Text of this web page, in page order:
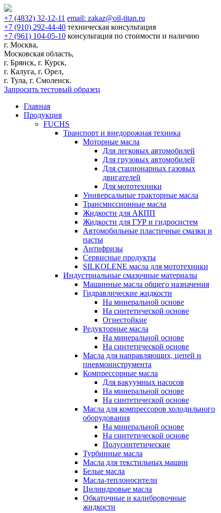
+7 (4832) 32-12-11 email: zakaz@oil-titan.ru
+7 (910) 292-44-40 техническая консультация
+7 (961) 104-05-10 консультация по стоимости и наличию
г. Москва,
Московская область,
г. Брянск, г. Курск,
г. Калуга, г. Орел,
г. Тула, г. Смоленск.
Запросить тестовый образец
Главная
Продукция
FUCHS
Транспорт и внедорожная техника
Моторные масла
Для легковых автомобилей
Для грузовых автомобилей
Для стационарных газовых
двигателей
Для мототехники
Универсальные тракторные масла
Трансмиссионные масла
Жидкости для АКПП
Жидкости для ГУР и гидросистем
Автомобильные пластичные смазки и
пасты
Антифризы
Сервисные продукты
SILKOLENE масла для мототехники
Индустриальные смазочные материалы
Машинные масла общего назначения
Гидравлические жидкости
На минеральной основе
На синтетической основе
Огнестойкие
Редукторные масла
На минеральной основе
На синтетической основе
Масла для направляющих, цепей и
пневмоинструмента
Компрессорные масла
Для вакуумных насосов
На минеральной основе
На синтетической основе
Масла для компрессоров холодильного
оборудования
На минеральной основе
На синтетической основе
Полусинтетические
Турбинные масла
Масла для текстильных машин
Белые масла
Масла-теплоносители
Цилиндровые масла
Обкаточные и калибровочные
жидкости